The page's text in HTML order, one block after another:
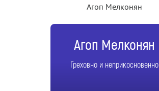
Агоп Мелконян
Агоп Мелконян
Греховно и неприкосновенно